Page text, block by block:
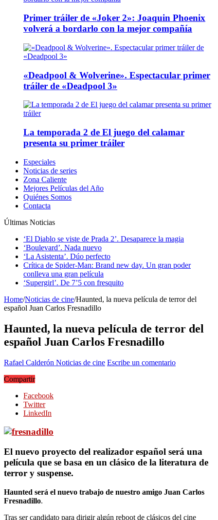
Primer tráiler de «Joker 2»: Joaquin Phoenix
volverá a bordarlo con la mejor compañía
«Deadpool & Wolverine». Espectacular primer
tráiler de «Deadpool 3»
La temporada 2 de El juego del calamar
presenta su primer tráiler
Especiales
Noticias de series
Zona Caliente
Mejores Películas del Año
Quiénes Somos
Contacta
Últimas Noticias
‘El Diablo se viste de Prada 2’. Desaparece la magia
‘Boulevard’. Nada nuevo
‘La Asistenta’. Dúo perfecto
Crítica de Spider-Man: Brand new day. Un gran poder
conlleva una gran película
‘Supergirl’. De 7’5 con fresquito
Home/Noticias de cine/Haunted, la nueva película de terror del
español Juan Carlos Fresnadillo
Haunted, la nueva película de terror del
español Juan Carlos Fresnadillo
Rafael Calderón Noticias de cine Escribe un comentario
Compartir
Facebook
Twitter
LinkedIn
El nuevo proyecto del realizador español será una
película que se basa en un clásico de la literatura de
terror y suspense.
Haunted será el nuevo trabajo de nuestro amigo Juan Carlos
Fresnadillo.
Tras ser candidato para dirigir algún reboot de clásicos del cine